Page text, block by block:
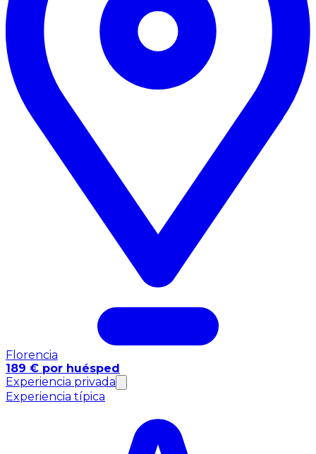
Florencia
189 € por huésped
Experiencia privada
Experiencia típica